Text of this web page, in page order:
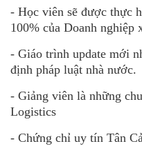
- Học viên sẽ được thực
100% của Doanh nghiệp
- Giáo trình update mới
định pháp luật nhà nước.
- Giảng viên là những
Logistics
- Chứng chỉ uy tín Tân